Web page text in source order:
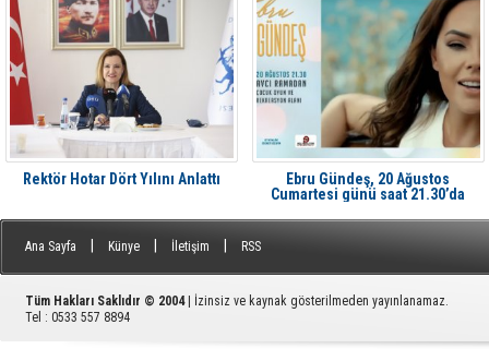
Rektör Hotar Dört Yılını Anlattı
Ebru Gündeş, 20 Ağustos
Cumartesi günü saat 21.30’da
Ana Sayfa Künye İletişim RSS
Tüm Hakları Saklıdır © 2004| İzinsiz ve kaynak gösterilmeden yayınlanamaz.
Tel : 0533 557 8894